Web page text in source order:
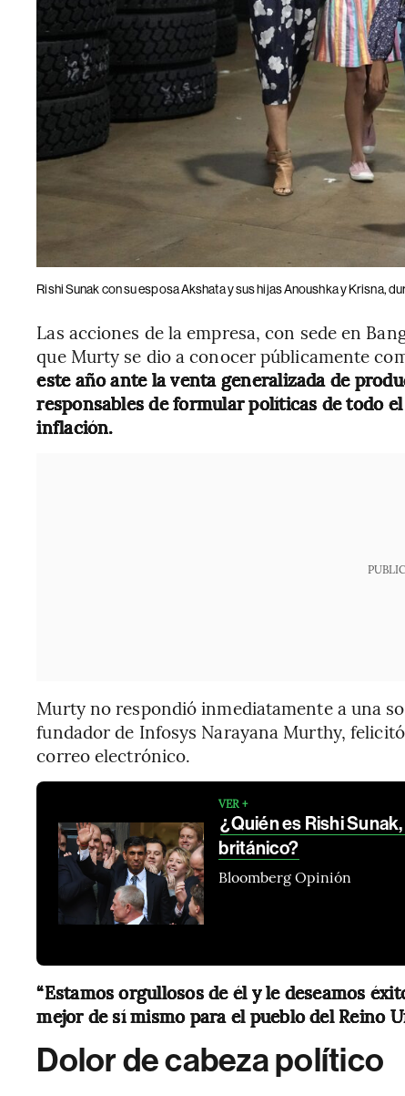
Rishi Sunak con su esposa Akshata y sus hijas Anoushka y Krisna,
Las acciones de la empresa, con sede en
que Murty se dio a conocer públicamente
este año ante la venta generalizada de
responsables de formular políticas de todo
inflación.
Murty no respondió inmediatamente a una
fundador de Infosys Narayana Murthy,
correo electrónico.
VER +
¿Quién es Rishi
británico?
Bloomberg Opinión
“Estamos orgullosos de él y le deseamos
mejor de sí mismo para el pueblo del Reino
Dolor de cabeza político